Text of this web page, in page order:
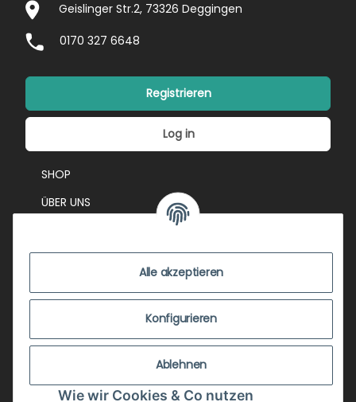
Alle akzeptieren
Konfigurieren
Ablehnen
Wie wir Cookies & Co nutzen
Geislinger Str.2, 73326 Deggingen
0170 327 6648
Registrieren
Log in
SHOP
ÜBER UNS
ZUSTANDSBEWERTUNG
ZAHLUNGSMÖGLICHKEITEN